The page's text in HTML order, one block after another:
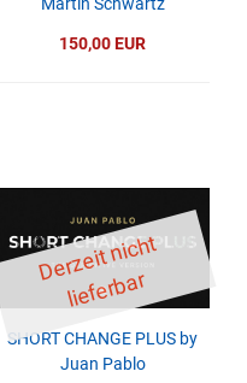
150,00 EUR
D
er
z
eit
ni
c
ht
li
ef
er
b
ar
SHORT CHANGE PLUS by
Juan Pablo